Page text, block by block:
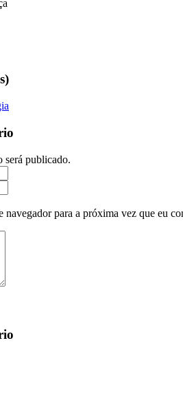
será publicado.
navegador para a próxima vez que eu